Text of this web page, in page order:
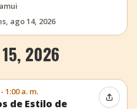
ago 14, 2026
15, 2026
1:00 a. m.
de Estilo de